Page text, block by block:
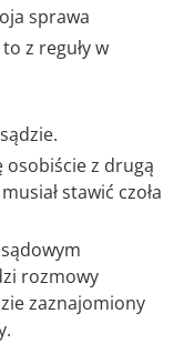
sprawa
z reguły w
osobiście z drugą
stawić czoła
rozmowy
zaznajomiony